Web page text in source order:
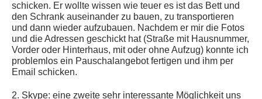
schicken. Er wollte wissen wie teuer es ist das Bett und
den Schrank auseinander zu bauen, zu transportieren
und dann wieder aufzubauen. Nachdem er mir die Fotos
und die Adressen geschickt hat (Straße mit Hausnummer,
Vorder oder Hinterhaus, mit oder ohne Aufzug) konnte ich
problemlos ein Pauschalangebot fertigen und ihm per
Email schicken.
2. Skype: eine zweite sehr interessante Möglichkeit uns